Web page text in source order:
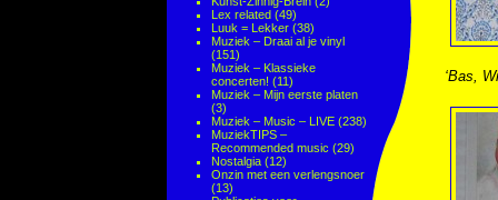
Lex related (49)
Luuk = Lekker (38)
Muziek – Draai al je vinyl
(151)
Muziek – Klassieke
concerten! (11)
Muziek – Mijn eerste platen
(3)
Muziek – Music – LIVE (238)
MuziekTIPS –
Recommended music (29)
Nostalgia (12)
Onzin met een verlengsnoer
(13)
‘Bas,